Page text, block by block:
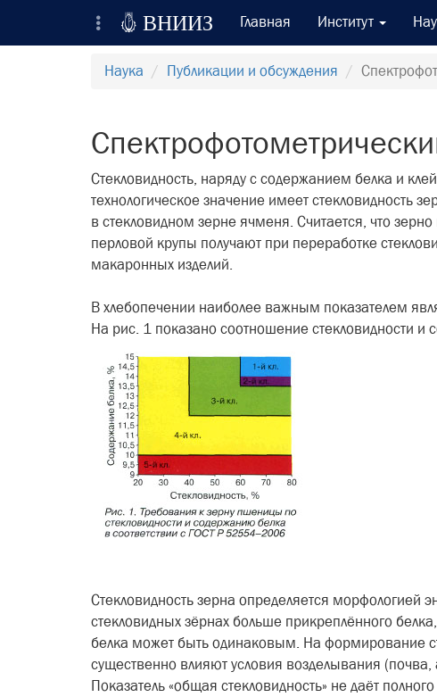
Всероссийский Научно-Исследовательский
Вход на сайт
Отправить сообщение
 ВНИИЗ Главная Институт
Наука Публикации и обсуждения
Стекловидность, наряду с содержанием белка и
технологическое зна­чение имеет
в стекло­видном зерне ячменя. Считается, что
перловой крупы получают при переработке
макаронных изделий.
В хлебопечении наиболее важ­ным показателем
На рис. 1 пока­зано соотношение стекловидности
Стекловидность зерна опреде­ляется
стекловидных зёр­нах больше прикреплённого
белка может быть одинаковым. На формирование
существенно влияют усло­вия возделывания
Показатель «общая стекловидность» не даёт